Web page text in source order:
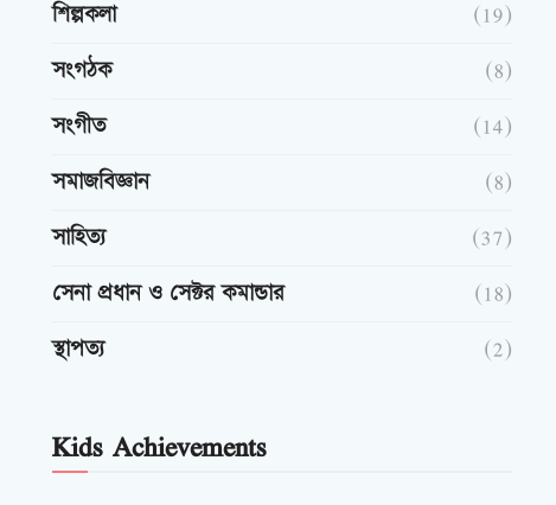
শিল্পকলা
(19)
সংগঠক
(8)
সংগীত
(14)
সমাজবিজ্ঞান
(8)
সাহিত্য
(37)
সেনা প্রধান ও সেক্টর কমান্ডার
(18)
স্থাপত্য
(2)
Kids Achievements